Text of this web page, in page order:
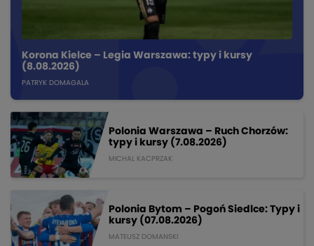
Korona Kielce – Legia Warszawa: typy i kursy
(8.08.2026)
PATRYK DOMAGALA
Polonia Warszawa – Ruch Chorzów:
typy i kursy (7.08.2026)
MICHAL KACPRZAK
Polonia Bytom – Pogoń Siedlce: Typy i
kursy (07.08.2026)
MATEUSZ DOMANSKI